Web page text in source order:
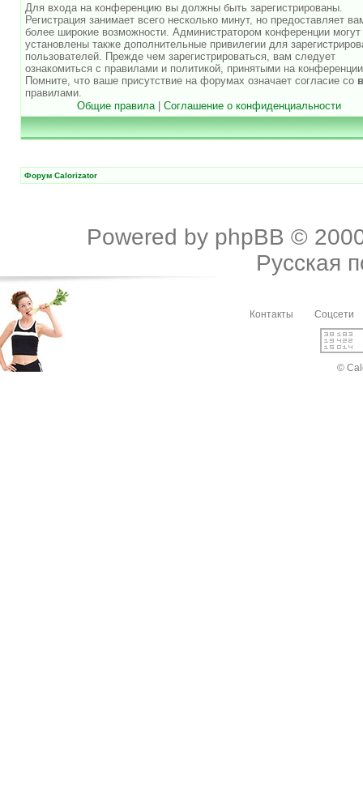
Для входа на конференцию вы должны быть зарегистрированы.
Регистрация занимает всего несколько минут, но предоставляет
более широкие возможности. Администратором конференции
установлены также дополнительные привилегии для
пользователей. Прежде чем зарегистрироваться, вам следует
ознакомиться с правилами и политикой, принятыми на
Помните, что ваше присутствие на форумах означает согласие со
правилами.
Общие правила| Соглашение о конфиденциальности
Форум Calorizator
Powered by phpBB ©
Русская
Контакты Соцсети
©